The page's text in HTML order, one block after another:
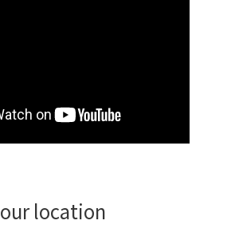
our location